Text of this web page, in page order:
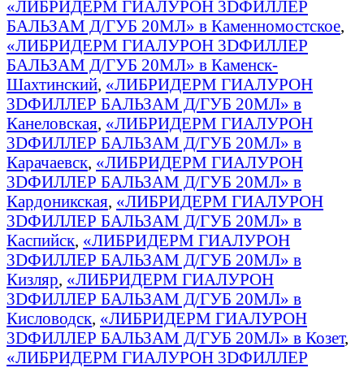
«ЛИБРИДЕРМ ГИАЛУРОН 3DФИЛЛЕР
БАЛЬЗАМ Д/ГУБ 20МЛ» в Каменномостское,
«ЛИБРИДЕРМ ГИАЛУРОН 3DФИЛЛЕР
БАЛЬЗАМ Д/ГУБ 20МЛ» в Каменск-
Шахтинский, «ЛИБРИДЕРМ ГИАЛУРОН
3DФИЛЛЕР БАЛЬЗАМ Д/ГУБ 20МЛ» в
Канеловская, «ЛИБРИДЕРМ ГИАЛУРОН
3DФИЛЛЕР БАЛЬЗАМ Д/ГУБ 20МЛ» в
Карачаевск, «ЛИБРИДЕРМ ГИАЛУРОН
3DФИЛЛЕР БАЛЬЗАМ Д/ГУБ 20МЛ» в
Кардоникская, «ЛИБРИДЕРМ ГИАЛУРОН
3DФИЛЛЕР БАЛЬЗАМ Д/ГУБ 20МЛ» в
Каспийск, «ЛИБРИДЕРМ ГИАЛУРОН
3DФИЛЛЕР БАЛЬЗАМ Д/ГУБ 20МЛ» в
Кизляр, «ЛИБРИДЕРМ ГИАЛУРОН
3DФИЛЛЕР БАЛЬЗАМ Д/ГУБ 20МЛ» в
Кисловодск, «ЛИБРИДЕРМ ГИАЛУРОН
3DФИЛЛЕР БАЛЬЗАМ Д/ГУБ 20МЛ» в Козет,
«ЛИБРИДЕРМ ГИАЛУРОН 3DФИЛЛЕР